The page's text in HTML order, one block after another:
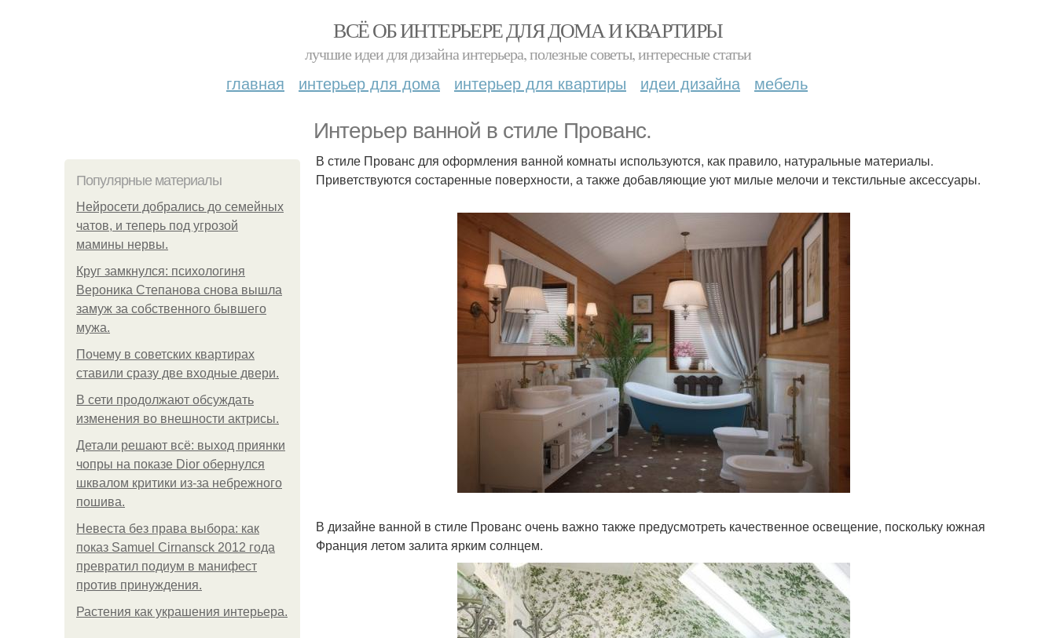
ВСЁ ОБ ИНТЕРЬЕРЕ ДЛЯ ДОМА И КВАРТИРЫ
лучшие идеи для дизайна интерьера, полезные советы, интересные статьи
главная интерьер для дома интерьер для квартиры идеи дизайна мебель
Интерьер ванной в стиле Прованс.
Популярные материалы
Нейросети добрались до семейных
чатов, и теперь под угрозой
мамины нервы.
Круг замкнулся: психологиня
Вероника Степанова снова вышла
замуж за собственного бывшего
мужа.
Почему в советских квартирах
ставили сразу две входные двери.
В сети продолжают обсуждать
изменения во внешности актрисы.
Детали решают всё: выход приянки
чопры на показе Dior обернулся
шквалом критики из-за небрежного
пошива.
Невеста без права выбора: как
показ Samuel Cirnansck 2012 года
превратил подиум в манифест
против принуждения.
Растения как украшения интерьера.
В стиле Прованс для оформления ванной комнаты используются, как правило, натуральные материалы.
Приветствуются состаренные поверхности, а также добавляющие уют милые мелочи и текстильные аксессуары.
В дизайне ванной в стиле Прованс очень важно также предусмотреть качественное освещение, поскольку южная
Франция летом залита ярким солнцем.